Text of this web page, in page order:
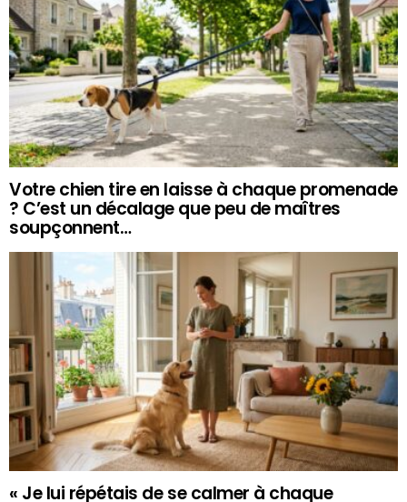
Votre chien tire en laisse à chaque promenade
? C’est un décalage que peu de maîtres
soupçonnent…
« Je lui répétais de se calmer à chaque